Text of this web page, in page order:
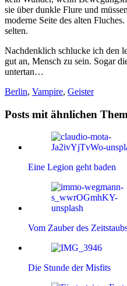
sie über dunkle Flure und
moderne Seite des alten
selten.
Nachdenklich schlucke ich den
gut an, Mensch zu sein. Sogar
untertan…
Berlin, Vampire, Geister
Posts mit ähnlichen
Eine Legion geht baden
Vom Zauber des
Die Stunde der Misfits